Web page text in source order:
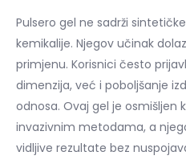
Pulsero gel ne sadrži
kemikalije. Njegov učinak
primjenu. Korisnici često
dimenzija, već i poboljšanje
odnosa. Ovaj gel je osmišljen
invazivnim metodama, a
vidljive rezultate bez